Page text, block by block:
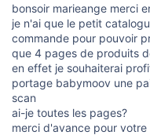
bonsoir marieange merci
je n'ai que le petit
commande pour pouvoir
que 4 pages de produits
en effet je souhaiterai
portage babymoov une
scan
ai-je toutes les pages?
merci d'avance pour votre